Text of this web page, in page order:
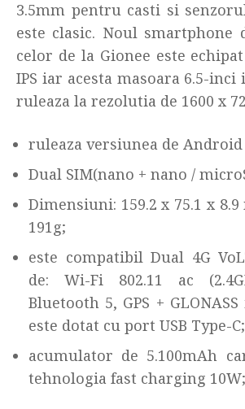
3.5mm pentru casti si
este clasic. Noul
celor de la Gionee este
IPS iar acesta masoara 6.5-
ruleaza la rezolutia de 1600 x
ruleaza versiunea de Android
Dual SIM(nano + nano /
Dimensiuni: 159.2 x 75.1 x
191g;
este compatibil Dual 4G
de: Wi-Fi 802.11 ac
Bluetooth 5, GPS +
este dotat cu port USB Type-C;
acumulator de 5.100mAh
tehnologia fast charging 10W;